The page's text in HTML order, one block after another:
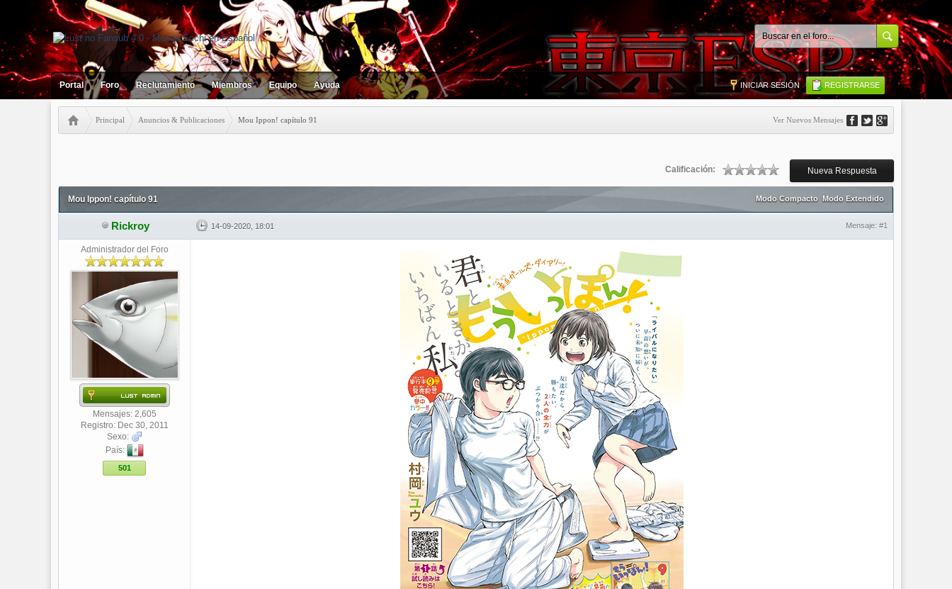
Portal Foro Reclutamiento Miembros Equipo Ayuda INICIAR SESIÓN REGISTRARSE
Principal Anuncios & Publicaciones Mou Ippon! capítulo 91 Ver Nuevos Mensajes
Nueva Respuesta
Calificación:
Modo Compacto Modo Extendido
Mou Ippon! capítulo 91
Rickroy 14-09-2020, 18:01 Mensaje: #1
Administrador del Foro
Mensajes: 2,605
Registro: Dec 30, 2011
Sexo:
País:
501